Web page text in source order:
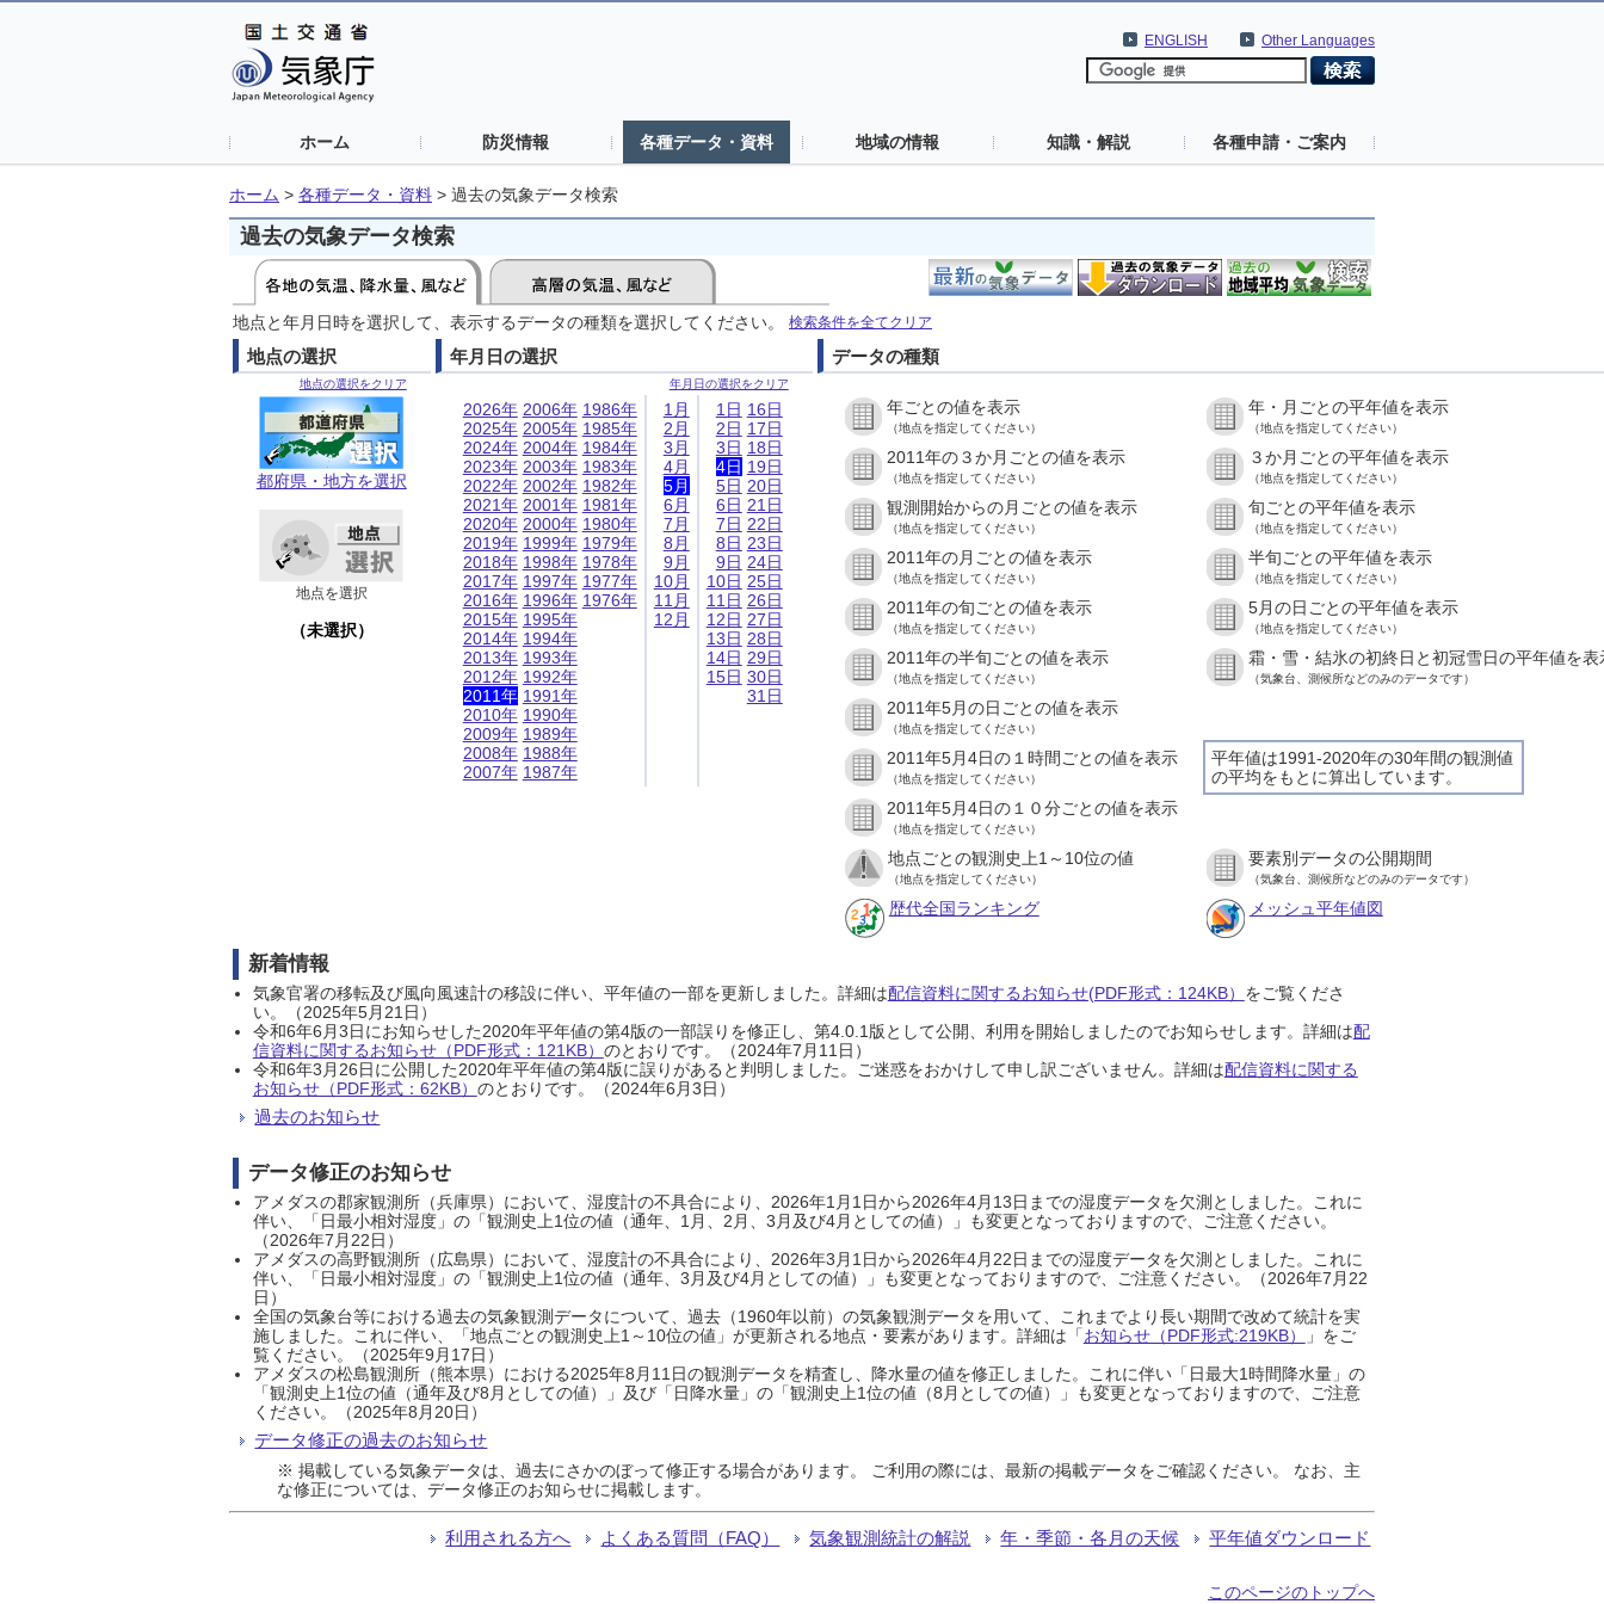
Other Languages
ENGLISH
ホーム 防災情報 各種データ・資料 地域の情報 知識・解説 各種申請・ご案内
ホーム > 各種データ・資料 > 過去の気象データ検索
過去の気象データ検索
地点と年月日時を選択して、表示するデータの種類を選択してください。 検索条件を全てクリア
地点の選択
地点の選択をクリア
都府県・地方を選択
地点を選択
（未選択）
年月日の選択
年月日の選択をクリア
2026年
2025年
2024年
2023年
2022年
2021年
2020年
2019年
2018年
2017年
2016年
2015年
2014年
2013年
2012年
2011年
2010年
2009年
2008年
2007年
2006年
2005年
2004年
2003年
2002年
2001年
2000年
1999年
1998年
1997年
1996年
1995年
1994年
1993年
1992年
1991年
1990年
1989年
1988年
1987年
1986年
1985年
1984年
1983年
1982年
1981年
1980年
1979年
1978年
1977年
1976年
1月
2月
3月
4月
5月
6月
7月
8月
9月
10月
11月
12月
1日
2日
3日
4日
5日
6日
7日
8日
9日
10日
11日
12日
13日
14日
15日
16日
17日
18日
19日
20日
21日
22日
23日
24日
25日
26日
27日
28日
29日
30日
31日
データの種類
年ごとの値を表示
（地点を指定してください）
年・月ごとの平年値を表示
（地点を指定してください）
2011年の３か月ごとの値を表示
（地点を指定してください）
３か月ごとの平年値を表示
（地点を指定してください）
観測開始からの月ごとの値を表示
（地点を指定してください）
旬ごとの平年値を表示
（地点を指定してください）
2011年の月ごとの値を表示
（地点を指定してください）
半旬ごとの平年値を表示
（地点を指定してください）
2011年の旬ごとの値を表示
（地点を指定してください）
5月の日ごとの平年値を表示
（地点を指定してください）
2011年の半旬ごとの値を表示
（地点を指定してください）
霜・雪・結氷の初終日と初冠雪日の平年値を表
（気象台、測候所などのみのデータです）
2011年5月の日ごとの値を表示
（地点を指定してください）
平年値は1991-2020年の30年間の観測値
の平均をもとに算出しています。
2011年5月4日の１時間ごとの値を表示
（地点を指定してください）
2011年5月4日の１０分ごとの値を表示
（地点を指定してください）
地点ごとの観測史上1～10位の値
（地点を指定してください）
要素別データの公開期間
（気象台、測候所などのみのデータです）
歴代全国ランキング メッシュ平年値図
新着情報
気象官署の移転及び風向風速計の移設に伴い、平年値の一部を更新しました。詳細は配信資料に関するお知らせ(PDF形式：124KB） をご覧くださ
い。（2025年5月21日）
令和6年6月3日にお知らせした2020年平年値の第4版の一部誤りを修正し、第4.0.1版として公開、利用を開始しましたのでお知らせします。詳細は配
信資料に関するお知らせ（PDF形式：121KB） のとおりです。（2024年7月11日）
令和6年3月26日に公開した2020年平年値の第4版に誤りがあると判明しました。ご迷惑をおかけして申し訳ございません。詳細は配信資料に関する
お知らせ（PDF形式：62KB） のとおりです。（2024年6月3日）
過去のお知らせ
データ修正のお知らせ
アメダスの郡家観測所（兵庫県）において、湿度計の不具合により、2026年1月1日から2026年4月13日までの湿度データを欠測としました。これに
伴い、「日最小相対湿度」の「観測史上1位の値（通年、1月、2月、3月及び4月としての値）」も変更となっておりますので、ご注意ください。
（2026年7月22日）
アメダスの高野観測所（広島県）において、湿度計の不具合により、2026年3月1日から2026年4月22日までの湿度データを欠測としました。これに
伴い、「日最小相対湿度」の「観測史上1位の値（通年、3月及び4月としての値）」も変更となっておりますので、ご注意ください。（2026年7月22
日）
全国の気象台等における過去の気象観測データについて、過去（1960年以前）の気象観測データを用いて、これまでより長い期間で改めて統計を実
施しました。これに伴い、「地点ごとの観測史上1～10位の値」が更新される地点・要素があります。詳細は「お知らせ（PDF形式:219KB）
」をご
覧ください。（2025年9月17日）
アメダスの松島観測所（熊本県）における2025年8月11日の観測データを精査し、降水量の値を修正しました。これに伴い「日最大1時間降水量」の
「観測史上1位の値（通年及び8月としての値）」及び「日降水量」の「観測史上1位の値（8月としての値）」も変更となっておりますので、ご注意
ください。（2025年8月20日）
データ修正の過去のお知らせ
※ 掲載している気象データは、過去にさかのぼって修正する場合があります。 ご利用の際には、最新の掲載データをご確認ください。 なお、主
な修正については、データ修正のお知らせに掲載します。
利用される方へ よくある質問（FAQ） 気象観測統計の解説 年・季節・各月の天候 平年値ダウンロード
このページのトップへ